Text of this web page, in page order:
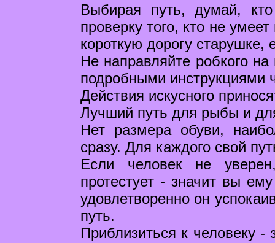
Выбирая путь, думай,
проверку того, кто не
короткую дорогу старушке,
Не направляйте робкого
подробными инструкциями
Действия искусного
Лучший путь для рыбы и
Нет размера обуви,
сразу. Для каждого свой
Если человек не
протестует - значит вы
удовлетворенно он
путь.
Приблизиться к человеку -